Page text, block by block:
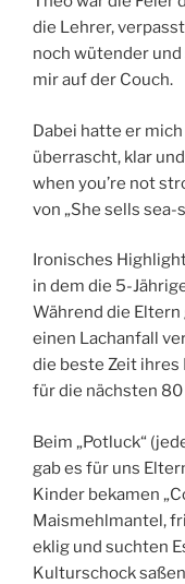
die Lehrer,
noch wütender
mir auf der Couch.
Dabei hatte er
überrascht, klar
when you’re not
von „She sells
Ironisches
in dem die 5-
Während die
einen Lachanfall
die beste Zeit ihres
für die nächsten
Beim „Potluck“
gab es für uns
Kinder bekamen
Maismehlmantel,
eklig und suchten
Kulturschock